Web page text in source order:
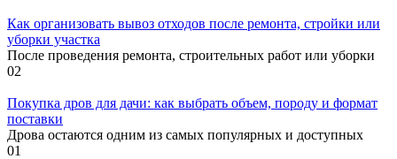
Как организовать вывоз отходов после ремонта, стройки или
уборки участка
После проведения ремонта, строительных работ или уборки
02
Покупка дров для дачи: как выбрать объем, породу и формат
поставки
Дрова остаются одним из самых популярных и доступных
01